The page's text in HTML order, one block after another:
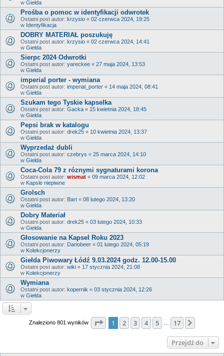
w Giełda
Prośba o pomoc w identyfikacji odwrotek
Ostatni post autor: krzysio « 02 czerwca 2024, 19:25
w Identyfikacja
DOBRY MATERIAŁ poszukuję
Ostatni post autor: krzysio « 02 czerwca 2024, 14:41
w Giełda
Sierpc 2024 Odwrotki
Ostatni post autor: yareckee « 27 maja 2024, 13:53
w Giełda
imperial porter - wymiana
Ostatni post autor: imperial_porter « 14 maja 2024, 08:41
w Giełda
Szukam tego Tyskie kapselka
Ostatni post autor: Gacka « 15 kwietnia 2024, 18:45
w Giełda
Pepsi brak w katalogu
Ostatni post autor: drek25 « 10 kwietnia 2024, 13:37
w Giełda
Wyprzedaż dubli
Ostatni post autor: czebrys « 25 marca 2024, 14:10
w Giełda
Coca-Cola 79 z róznymi sygnaturami korona
Ostatni post autor: wismat « 09 marca 2024, 12:02
w Kapsle niepiwne
Grolsch
Ostatni post autor: Bart « 08 lutego 2024, 13:20
w Giełda
Dobry Materiał
Ostatni post autor: drek25 « 03 lutego 2024, 10:33
w Giełda
Głosowanie na Kapsel Roku 2023
Ostatni post autor: Dariobeer « 01 lutego 2024, 05:19
w Kolekcjonerzy
Giełda Piwowary Łódź 9.03.2024 godz. 12.00-15.00
Ostatni post autor: wiki « 17 stycznia 2024, 21:08
w Kolekcjonerzy
Wymiana
Ostatni post autor: kopernik « 03 stycznia 2024, 12:26
w Giełda
Znaleziono 801 wyników Strona z17
1 2 3 4 5 17
Przejdź do